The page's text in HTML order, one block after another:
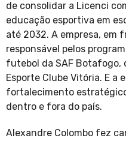
de consolidar a Licenci
educação esportiva em
até 2032. A empresa, em
responsável pelos
futebol da SAF Botafogo,
Esporte Clube Vitória. E
fortalecimento
dentro e fora do país.
Alexandre Colombo fez